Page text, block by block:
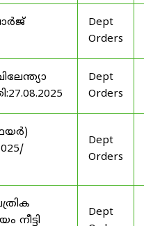
Dept
Orders
Dept
Orders
Dept
Orders
Dept